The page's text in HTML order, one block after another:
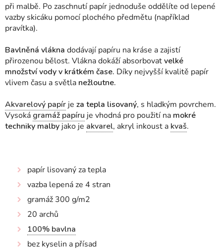
při malbě. Po zaschnutí papír jednoduše oddělíte od lepené
vazby skicáku pomocí plochého předmětu (například
pravítka).
Bavlněná vlákna dodávají papíru na kráse a zajistí
přirozenou bělost. Vlákna dokáží absorbovatvelké
množství vody v krátkém čase. Díky nejvyšší kvalitě papír
vlivem času a světla nežloutne.
Akvarelový papír je za tepla lisovaný, s hladkým povrchem.
Vysoká gramáž papíru je vhodná pro použití na mokré
techniky malby jako je akvarel, akryl inkoust a kvaš.
papír lisovaný za tepla
vazba lepená ze 4 stran
gramáž 300 g/m2
20 archů
100% bavlna
bez kyselin a přísad